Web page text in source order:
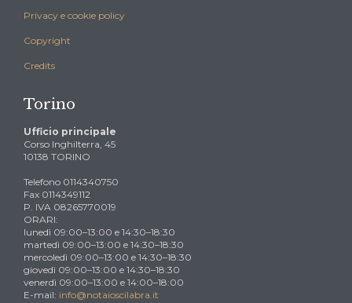
Privacy e cookie policy
Copyright
Credits
Torino
Ufficio principale
Corso Inghilterra, 45
10138 TORINO
Telefono 0114340750
Fax 0114349112
P. IVA 08265770019
ORARI:
lunedì 09:00–13:00 e 14:30–18:30
martedì 09:00–13:00 e 14:30–18:30
mercoledì 09:00–13:00 e 14:30–18:30
giovedì 09:00–13:00 e 14:30–18:30
venerdì 09:00–13:00 e 14:00–18:00
E-mail: info@notaioscilabra.it